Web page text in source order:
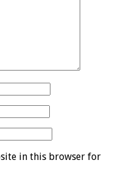
in this browser for